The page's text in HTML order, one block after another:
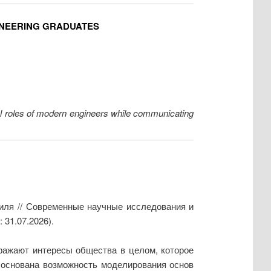
GRADUATES
of modern engineers while communicating
// Современные научные исследования и
интересы общества в целом, которое
возможность моделирования основ